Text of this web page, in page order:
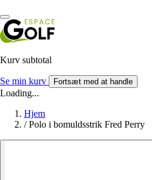
Kurv subtotal
Se min kurv Fortsæt med at handle
Loading...
Hjem
/ Polo i bomuldsstrik Fred Perry